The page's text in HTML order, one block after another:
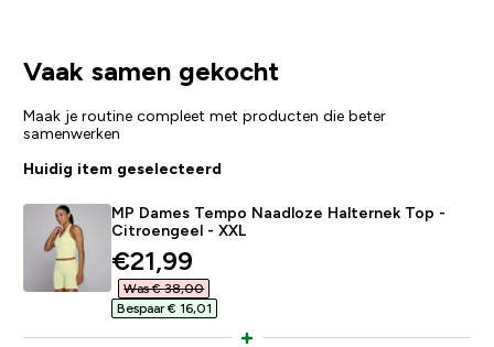
Vaak samen gekocht
Maak je routine compleet met producten die beter
samenwerken
Huidig item geselecteerd
MP Dames Tempo Naadloze Halternek Top -
Citroengeel - XXL
discounted price
€21,99‎
Was € 38,00‎
Bespaar € 16,01‎